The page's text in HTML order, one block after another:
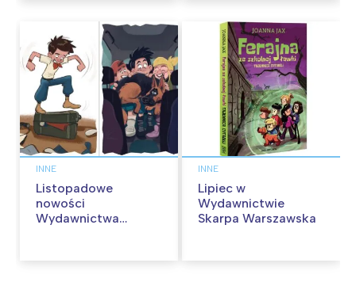
INNE
Listopadowe
nowości
Wydawnictwa
INNE
Lipiec w
Wydawnictwie
Skarpa Warszawska